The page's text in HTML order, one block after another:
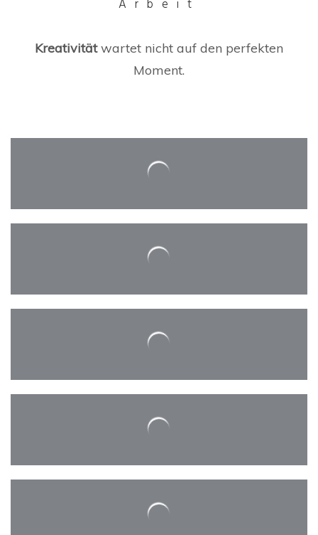
Arbeit
Kreativitätwartet nicht auf den perfekten
Moment.